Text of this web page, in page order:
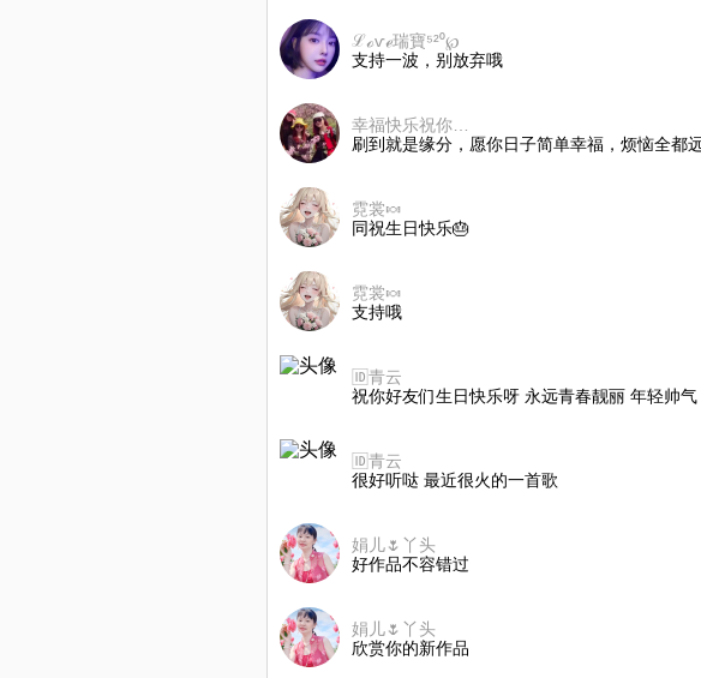
ℒℴѵℯ瑞寶⁵²⁰℘
支持一波，别放弃哦
刷到就是缘分，愿你日子简单幸福，烦恼全都远
霓裳🍬
同祝生日快乐🎂
霓裳🍬
支持哦
🆔青云
祝你好友们生日快乐呀 永远青春靓丽 年轻帅气
🆔青云
很好听哒 最近很火的一首歌
娟儿🌷丫头
好作品不容错过
娟儿🌷丫头
欣赏你的新作品